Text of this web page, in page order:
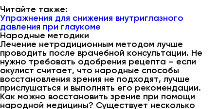
Читайте также:
Упражнения для снижения внутриглазного
давления при глаукоме
Народные методики
Лечение нетрадиционным методом лучше
проводить после врачебной консультации. Не
нужно требовать одобрения рецепта – если
окулист считает, что народные способы
восстановления зрения не подходят, лучше
прислушаться и выполнять его рекомендации.
Как можно восстановить зрение при помощи
народной медицины? Существует несколько